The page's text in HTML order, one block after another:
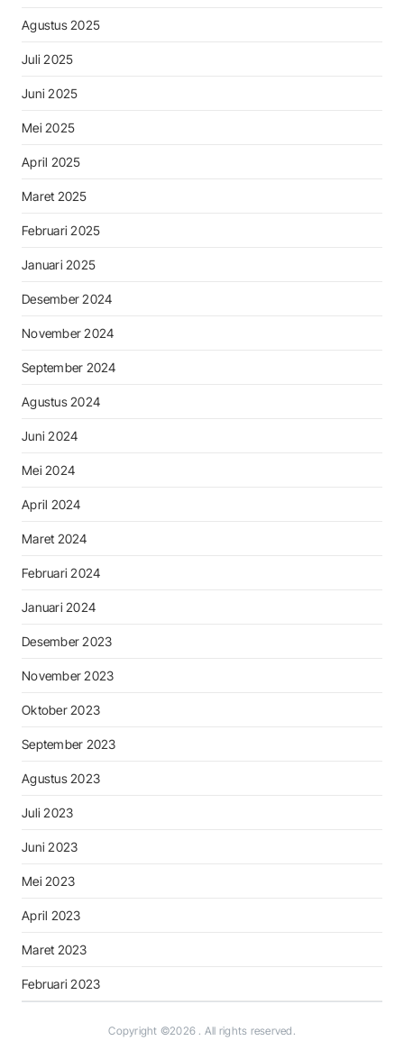
Agustus 2025
Juli 2025
Juni 2025
Mei 2025
April 2025
Maret 2025
Februari 2025
Januari 2025
Desember 2024
November 2024
September 2024
Agustus 2024
Juni 2024
Mei 2024
April 2024
Maret 2024
Februari 2024
Januari 2024
Desember 2023
November 2023
Oktober 2023
September 2023
Agustus 2023
Juli 2023
Juni 2023
Mei 2023
April 2023
Maret 2023
Februari 2023
Copyright ©2026 . All rights reserved.